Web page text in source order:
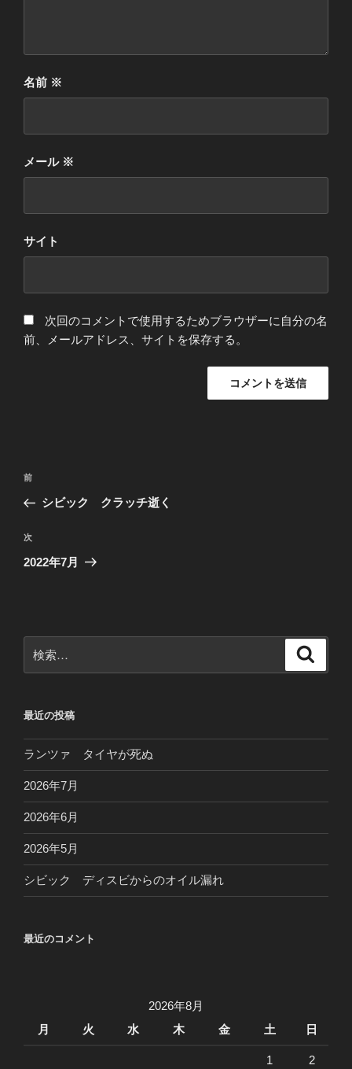
名前 ※
メール ※
サイト
次回のコメントで使用するためブラウザーに自分の名
前、メールアドレス、サイトを保存する。
投
ナ
ビ
ゲ
ン
前
の
稿
前
シビック クラッチ逝く
次
の
次
2022年7月
索:
最近の投稿
ランツァ タイヤが死ぬ
2026年7月
2026年6月
2026年5月
シビック ディスビからのオイル漏れ
最近のコメント
2026年8月
月
火 水 木 金 土 日
1 2